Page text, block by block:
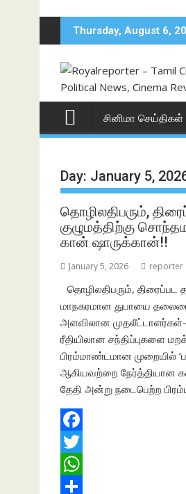
content
Thursday, August 6,
சினிமா செய்திகள்
Day: January 5,
தொழிலதிபரும்,
குழுமத்திற்கு
கான் ஷாருக்கான்!!
January 5, 2026 reporter
தொழிலதிபரும்,
மாநகரமான துபாயை
அளவிலான முதலீட்டாளர்கள்-
ரீதியிலான சந்திப்புகளை
பிரம்மாண்டமான முறையில்
ஆகியவற்றை நேர்த்தியான
தேதி அன்று நடைபெற்ற
F
aT
w
W